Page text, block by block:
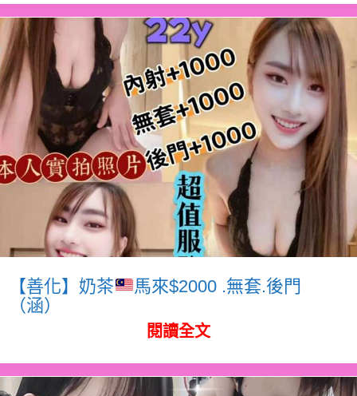
【善化】奶茶
馬來$2000 .無套.後門
（涵）
閱讀全文